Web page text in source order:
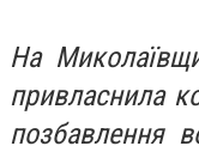
На
привласнила
позбавлення